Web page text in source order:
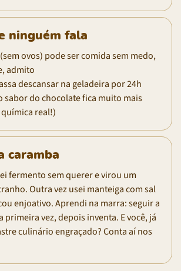
ninguém fala
ovos) pode ser comida sem medo,
admito
descansar na geladeira por 24h
sabor do chocolate fica muito mais
real!)
caramba
fermento sem querer e virou um
Outra vez usei manteiga com sal
enjoativo. Aprendi na marra: seguir a
primeira vez, depois inventa. E você, já
culinário engraçado? Conta aí nos